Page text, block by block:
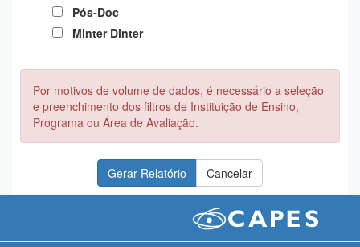
Pós-Doc
Minter Dinter
Por motivos de volume de dados, é necessário a seleção
e preenchimento dos filtros de Instituição de Ensino,
Programa ou Área de Avaliação.